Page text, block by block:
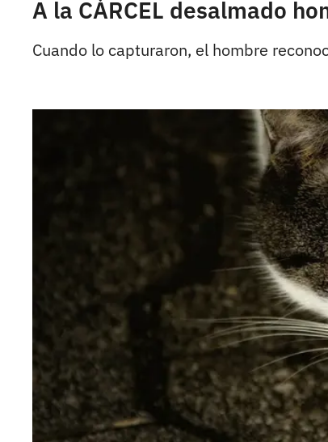
A la CÁRCEL desalmado
Cuando lo capturaron, el hombre